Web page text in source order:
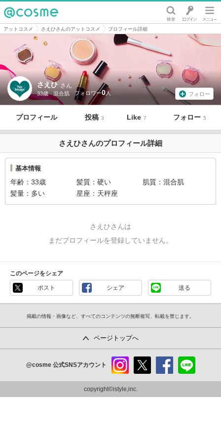
@cosme
アットコスメ さえひさんのアットコスメ プロフィール詳細
さえひ さん
33歳 混合肌 0 フォロー
プロフィール 投稿 3 Like 7 フォロー 5
さえひさんのプロフィール詳細
基本情報
年齢 33歳 髪質 硬い 肌質
混合肌
髪量
多い 星座 天秤座
さえひさんは
まだプロフィールを登録していません。
このページをシェア
ポスト シェア 送る
掲載の情報・画像など、すべてのコンテンツの無断複写、転載を禁じます。
ページトップへ
@cosme 公式SNSアカウント
ram
copyright©istyle,inc.